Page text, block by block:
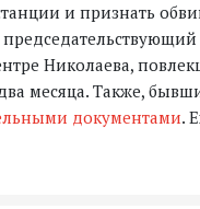
и признать
Николаева,
месяца. Также,
документами.